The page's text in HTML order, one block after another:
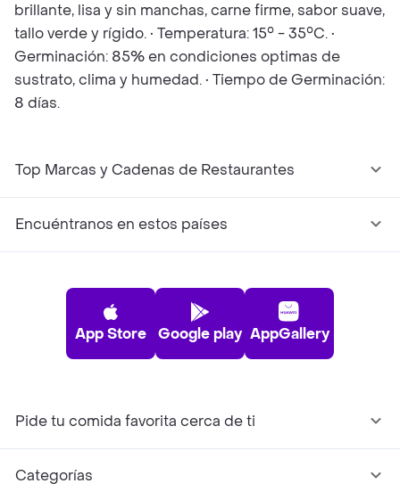
brillante, lisa y sin manchas, carne firme, sabor suave,
tallo verde y rígido. • Temperatura: 15° - 35°C. •
Germinación: 85% en condiciones optimas de
sustrato, clima y humedad. • Tiempo de Germinación:
8 días.
Top Marcas y Cadenas de Restaurantes
Encuéntranos en estos países
App Store Google play AppGallery
Pide tu comida favorita cerca de ti
Categorías